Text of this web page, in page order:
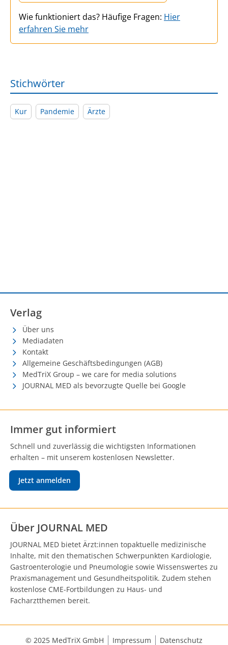
Wie funktioniert das? Häufige Fragen: Hier
erfahren Sie mehr
Stichwörter
Kur Pandemie Ärzte
Verlag
Über uns
Mediadaten
Kontakt
Allgemeine Geschäftsbedingungen (AGB)
MedTriX Group – we care for media solutions
JOURNAL MED als bevorzugte Quelle bei Google
Immer gut informiert
Schnell und zuverlässig die wichtigsten Informationen
erhalten – mit unserem kostenlosen Newsletter.
Jetzt anmelden
Über JOURNAL MED
JOURNAL MED bietet Ärzt:innen topaktuelle medizinische
Inhalte, mit den thematischen Schwerpunkten Kardiologie,
Gastroenterologie und Pneumologie sowie Wissenswertes zu
Praxismanagement und Gesundheitspolitik. Zudem stehen
kostenlose CME-Fortbildungen zu Haus- und
Facharztthemen bereit.
© 2025 MedTriX GmbH Impressum Datenschutz